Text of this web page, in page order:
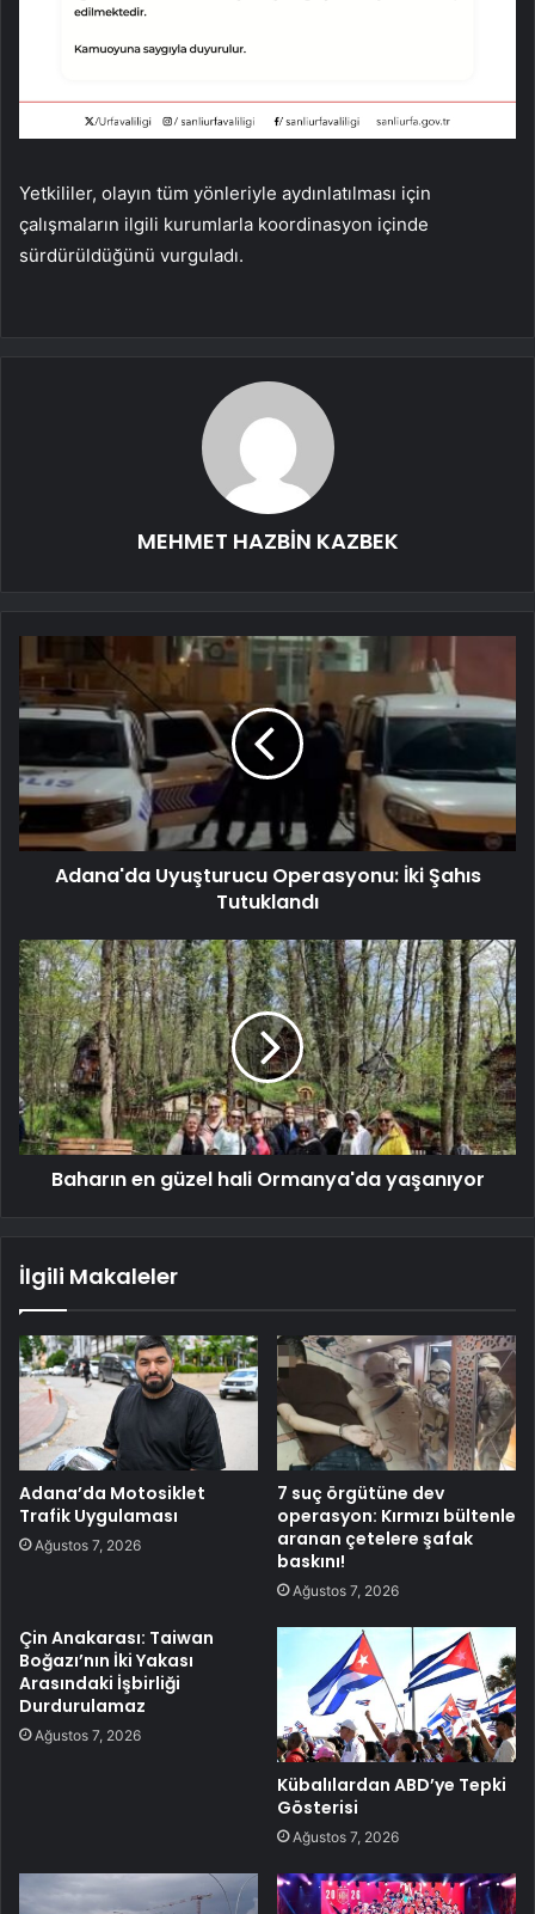
Yetkililer, olayın tüm yönleriyle aydınlatılması için
çalışmaların ilgili kurumlarla koordinasyon içinde
sürdürüldüğünü vurguladı.
MEHMET HAZBİN KAZBEK
Adana'da Uyuşturucu Operasyonu: İki Şahıs
Tutuklandı
Baharın en güzel hali Ormanya'da yaşanıyor
İlgili Makaleler
Adana’da Motosiklet
Trafik Uygulaması
Ağustos 7, 2026
7 suç örgütüne dev
operasyon: Kırmızı bültenle
aranan çetelere şafak
baskını!
Ağustos 7, 2026
Çin Anakarası: Taiwan
Boğazı’nın İki Yakası
Arasındaki İşbirliği
Durdurulamaz
Ağustos 7, 2026
Kübalılardan ABD’ye Tepki
Gösterisi
Ağustos 7, 2026